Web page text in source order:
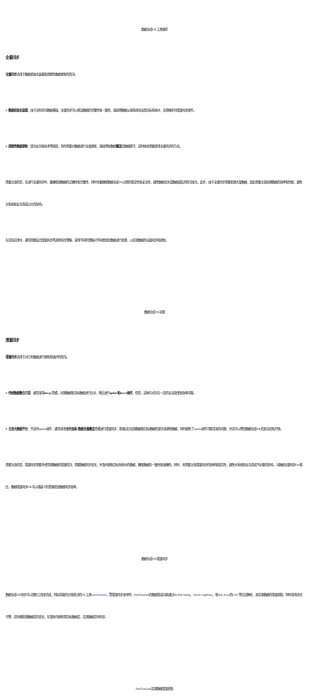
数据仓库ETL工具推荐
全量同步
全量同步适用于数据初始化装载和周期性数据更新的情况。
1. 数据初始化装载： 由于没有任何数据基础，全量同步可以保证数据的完整性和一致性，直接将数据从源系统导出到目标系统中，无需做任何增量同步操作。
2. 周期性数据更新： 因为业务和技术等原因，有时需要对数据进行全量更新，直接将新数据 覆盖 旧数据即可，这时候也需要使用全量同步的方式。
需要注意的是，在进行全量同步时，要确保源数据的正确性和完整性，同时也要确保数据仓库ETL过程的稳定性和安全性，避免数据丢失或数据混乱的情况发生。此外，由于全量同步需要处理大量数据，因此需要注意处理数据的效率和性能，避免
对系统和业务造成过大的影响。
在实际应用中，通常需要结合增量同步等其他同步策略，采用不同的策略对不同类型的数据进行处理，以实现数据的全面同步和更新。
数据仓库ETL流程
增量同步
增量同步适用于对已有数据进行更新和维护的情况。
1. 传统数据整合方案：通常采用merge方式，对源数据和目标数据进行比对，然后进行 update和insert操作，但是，这种方式存在一定的安全隐患和效率问题。
2. 主流大数据平台 ：不支持update操作，通常采用全外连接+数据全量覆盖方式进行增量同步，即通过比较源数据和目标数据的差异来更新数据，同时避免了update操作可能带来的问题，并且可以降低数据仓库ETL的复杂度和开销。
需要注意的是，增量同步需要考虑到源数据的增量情况，需要数据同步变化，并及时更新目标系统中的数据，确保数据的一致性和准确性。同时，也需要注意增量同步的效率和稳定性，避免对系统和业务造成不必要的影响。 与数据全量同步ETL相
比，数据增量同步ETL可以用最少的资源提高数据同步效率。
数据仓库ETL增量同步
数据仓库ETL同步可以借助工具来完成，例如前面的文章提过的ETL工具FineDataLink。拿增量同步来举例，FineDataLink的数据管道功能通过MySQL binlog、Oracle LogMiner、和SQL Sever的CDC等日志解析，来实现数据的增量获取。同时采用流式
引擎，实时捕获源数据库的变化，在毫秒内更新到目标数据库，实现数据实时同步。
FineDataLink实现数据增量获取